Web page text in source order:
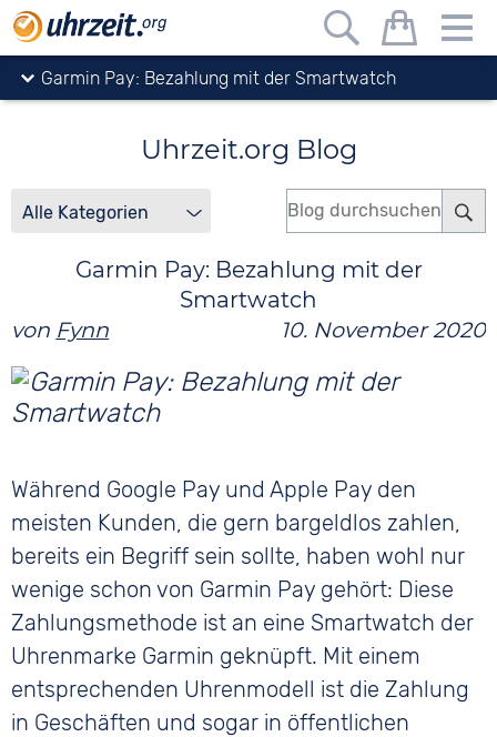
Uhrzeit.org
Blog
Garmin Pay: Bezahlung mit der Smartwatch
Uhrzeit.org Blog
Garmin Pay: Bezahlung mit der
Smartwatch
von Fynn 10. November 2020
Während Google Pay und Apple Pay den
meisten Kunden, die gern bargeldlos zahlen,
bereits ein Begriff sein sollte, haben wohl nur
wenige schon von Garmin Pay gehört: Diese
Zahlungsmethode ist an eine Smartwatch der
Uhrenmarke Garmin geknüpft. Mit einem
entsprechenden Uhrenmodell ist die Zahlung
in Geschäften und sogar in öffentlichen